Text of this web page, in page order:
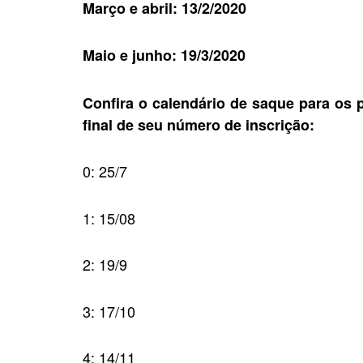
Março e abril: 13/2/2020
Maio e junho: 19/3/2020
Confira o calendário de saque para
final de seu número de inscrição:
0: 25/7
1: 15/08
2: 19/9
3: 17/10
4: 14/11